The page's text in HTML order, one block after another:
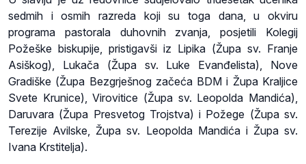
sedmih i osmih razreda koji su toga dana, u okviru
programa pastorala duhovnih zvanja, posjetili Kolegij
Požeške biskupije, pristigavši iz Lipika (Župa sv. Franje
Asiškog), Lukača (Župa sv. Luke Evanđelista), Nove
Gradiške (Župa Bezgrješnog začeća BDM i Župa Kraljice
Svete Krunice), Virovitice (Župa sv. Leopolda Mandića),
Daruvara (Župa Presvetog Trojstva) i Požege (Župa sv.
Terezije Avilske, Župa sv. Leopolda Mandića i Župa sv.
Ivana Krstitelja).